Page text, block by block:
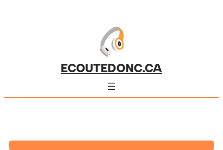
ECOUTEDONC.CA